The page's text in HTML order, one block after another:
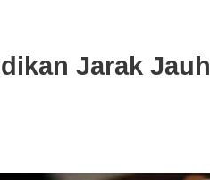
Jarak Jauh